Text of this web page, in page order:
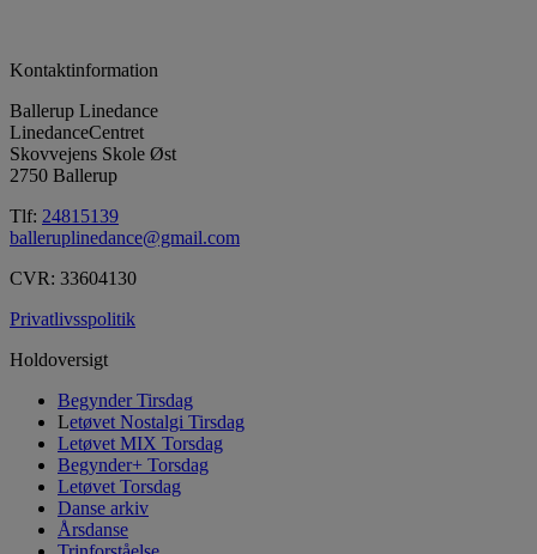
Kontaktinformation
Ballerup Linedance
LinedanceCentret
Skovvejens Skole Øst
2750 Ballerup
Tlf: 24815139
balleruplinedance@gmail.com
CVR: 33604130
Privatlivsspolitik
Holdoversigt
Begynder Tirsdag
Letøvet Nostalgi Tirsdag
Letøvet MIX Torsdag
Begynder+ Torsdag
Letøvet Torsdag
Danse arkiv
Årsdanse